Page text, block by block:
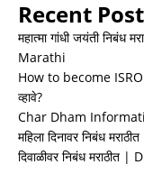
Recent
महात्मा गांधी जयंती
Marathi
How to become
व्हावे?
Char Dham
महिला दिनावर निबंध
दिवाळीवर निबंध